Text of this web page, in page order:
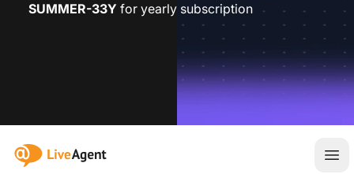
SUMMER-33Y for yearly subscription
:site.title